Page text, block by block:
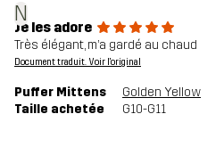
N
Je les adore
Très élégant, m’a gardé au chaud
Document traduit. Voir l'original
Puffer Mittens
Golden Yellow
Taille achetée
G10-G11